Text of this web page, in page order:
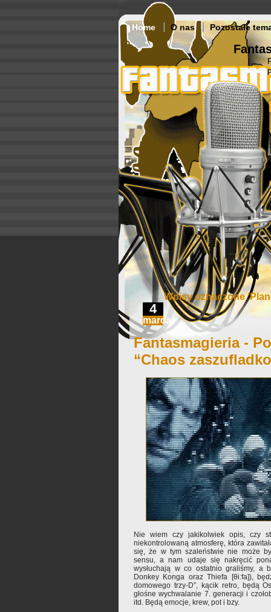
Home O nas Pozostałe
Wpisy oznaczone
4
marca
Fantasmagieria -
“Chaos
Nie wiem czy jakikolwiek opis, czy
niekontrolowaną atmosferę, która
się, że w tym szaleństwie nie może
sensu, a nam udaje się nakręcić
wysłuchają w co ostatnio graliśmy, a
Donkey Konga oraz Thiefa [θiːfa]),
domowego trzy-D”, kącik retro, będą
głośne wychwalanie 7. generacji i
itd. Będą emocje, krew, pot i bzy.